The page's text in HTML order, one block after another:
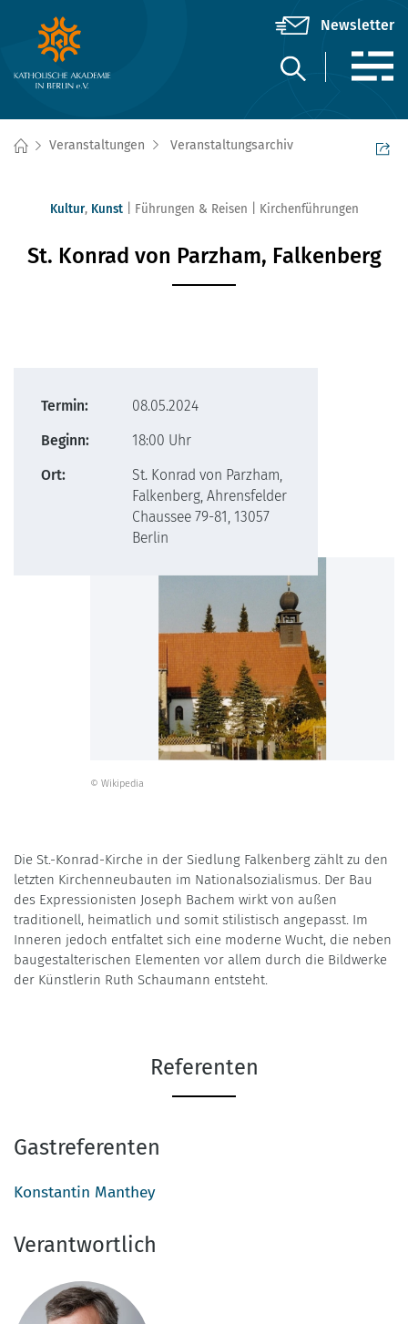
Veranstaltungen Veranstaltungsarchiv
Kultur, Kunst Führungen & Reisen Kirchenführungen
St. Konrad von Parzham, Falkenberg
© Wikipedia
Termin:
08.05.2024
Beginn:
18:00 Uhr
Ort:
St. Konrad von Parzham,
Falkenberg, Ahrensfelder
Chaussee 79-81, 13057
Berlin
Die St.-Konrad-Kirche in der Siedlung Falkenberg zählt zu den
letzten Kirchenneubauten im Nationalsozialismus. Der Bau
des Expressionisten Joseph Bachem wirkt von außen
traditionell, heimatlich und somit stilistisch angepasst. Im
Inneren jedoch entfaltet sich eine moderne Wucht, die neben
baugestalterischen Elementen vor allem durch die Bildwerke
der Künstlerin Ruth Schaumann entsteht.
Referenten
Gastreferenten
Konstantin Manthey
Verantwortlich